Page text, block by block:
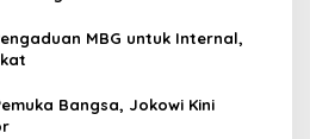
MBG untuk Internal,
Bangsa, Jokowi Kini